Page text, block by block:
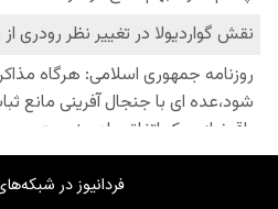
فردانیوز در